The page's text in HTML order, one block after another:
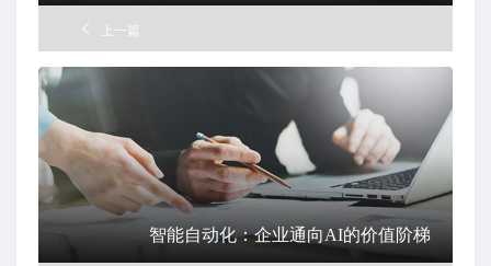
上一篇
智能自动化：企业通向AI的价值阶梯